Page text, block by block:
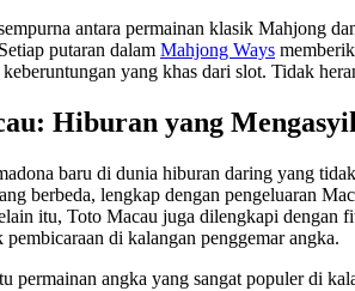
antara permainan klasik Mahjong
putaran dalam Mahjong Ways
yang khas dari slot. Tidak
Hiburan yang
baru di dunia hiburan daring yang
berbeda, lengkap dengan pengeluaran
itu, Toto Macau juga dilengkapi
di kalangan penggemar angka.
permainan angka yang sangat populer di